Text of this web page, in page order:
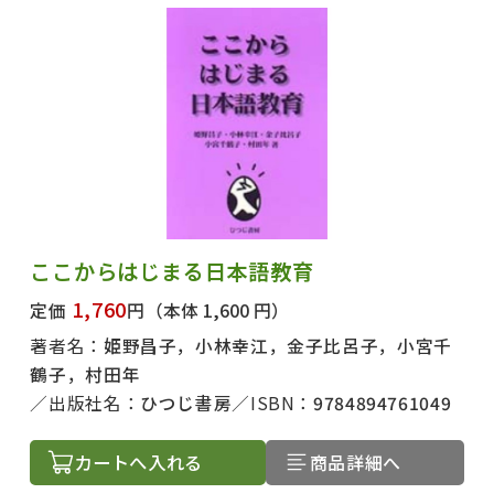
ここからはじまる日本語教育
定価 1,760円 （本体 1,600 円）
著者名： 姫野昌子，小林幸江，金子比呂子，小宮千
鶴子，村田年
出版社名： ひつじ書房 ISBN：9784894761049
カートへ入れる 商品詳細へ